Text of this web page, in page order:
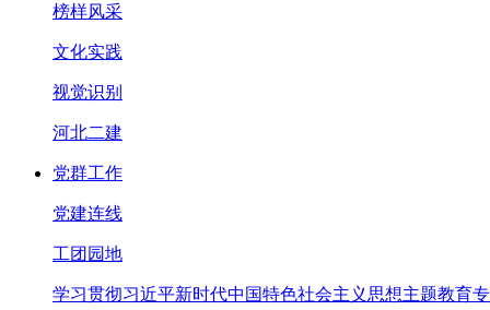
榜样风采
文化实践
视觉识别
河北二建
党群工作
党建连线
工团园地
学习贯彻习近平新时代中国特色社会主义思想主题教育